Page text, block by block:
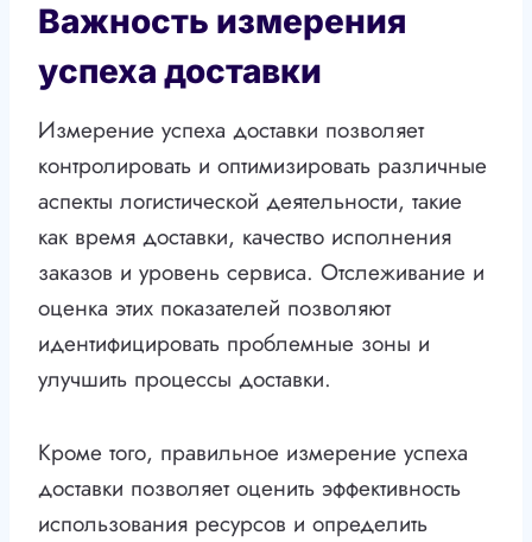
Важность измерения
успеха доставки
Измерение успеха доставки позволяет
контролировать и оптимизировать различные
аспекты логистической деятельности, такие
как время доставки, качество исполнения
заказов и уровень сервиса. Отслеживание и
оценка этих показателей позволяют
идентифицировать проблемные зоны и
улучшить процессы доставки.
Кроме того, правильное измерение успеха
доставки позволяет оценить эффективность
использования ресурсов и определить